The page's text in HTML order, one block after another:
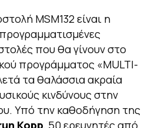
MSM132 είναι η
που θα γίνουν στο
προγράμματος «MULTI-
τα θαλάσσια ακραία
κινδύνους στην
Υπό την καθοδήγηση της
Kopp, 50 ερευνητές από